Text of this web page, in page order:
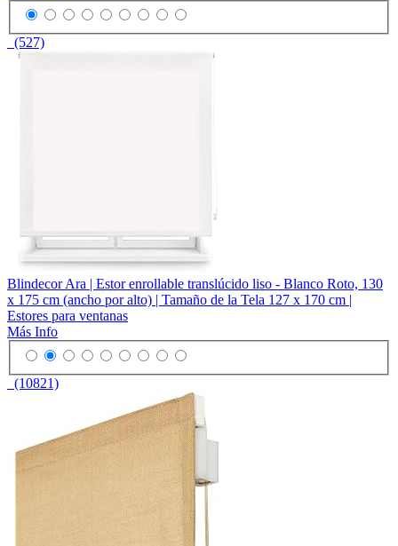
(527)
Blindecor Ara | Estor enrollable translúcido liso - Blanco Roto, 130
x 175 cm (ancho por alto) | Tamaño de la Tela 127 x 170 cm |
Estores para ventanas
Más Info
(10821)